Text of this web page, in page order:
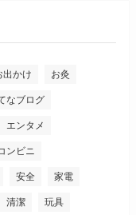
出かけ お灸
なブログ
エンタメ
ンビニ
安全 家電
清潔 玩具